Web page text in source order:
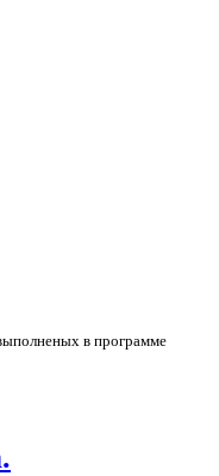
в программе